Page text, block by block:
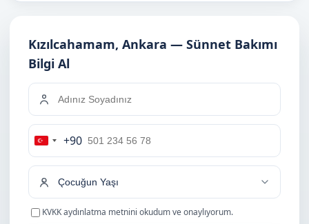
Kızılcahamam, Ankara — Sünnet Bakımı
Bilgi Al
Turkey
+90
+90
KVKK aydınlatma metnini okudum ve onaylıyorum.